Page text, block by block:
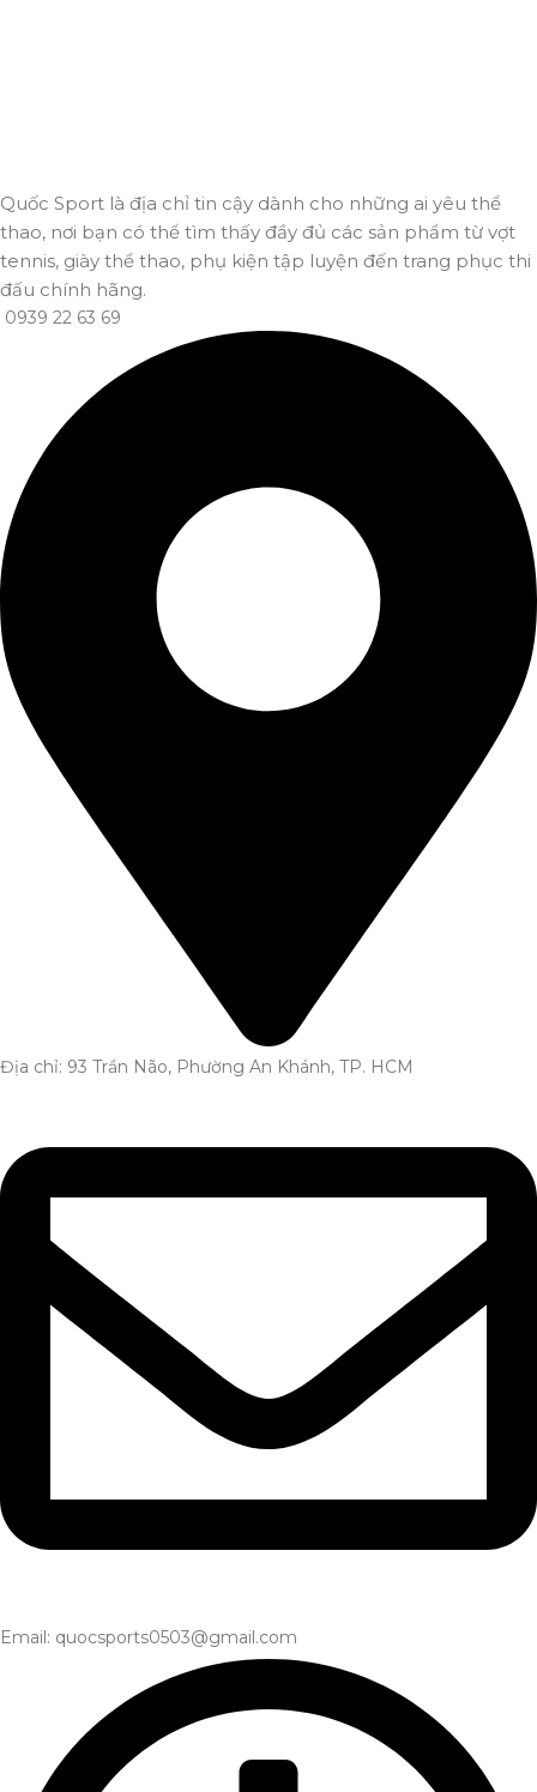
Quốc Sport là địa chỉ tin cậy dành cho những ai yêu thể
thao, nơi bạn có thể tìm thấy đầy đủ các sản phẩm từ vợt
tennis, giày thể thao, phụ kiện tập luyện đến trang phục thi
đấu chính hãng.
0939 22 63 69
Địa chỉ: 93 Trần Não, Phường An Khánh, TP. HCM
Email: quocsports0503@gmail.com